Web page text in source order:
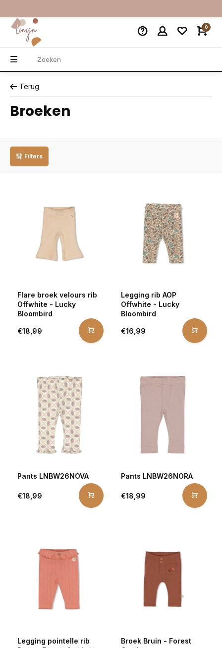
0
Terug
Broeken
Filters
Flare broek velours rib
Offwhite - Lucky
Bloombird
€18,99
Legging rib AOP
Offwhite - Lucky
Bloombird
€16,99
Pants LNBW26NOVA
€18,99
Pants LNBW26NORA
€18,99
Legging pointelle rib
Broek Bruin - Forest